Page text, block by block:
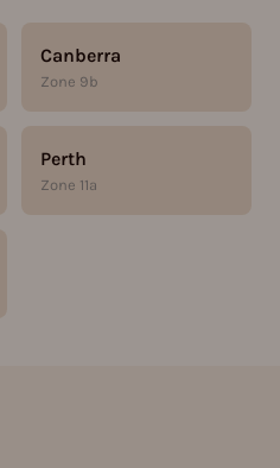
Canberra
Zone 9b
Perth
Zone 11a